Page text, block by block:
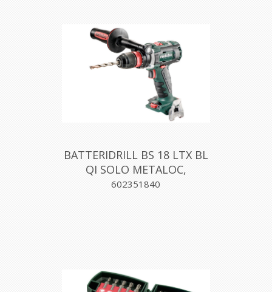
BATTERIDRILL BS 18 LTX BL
QI SOLO METALOC,
METABO
602351840